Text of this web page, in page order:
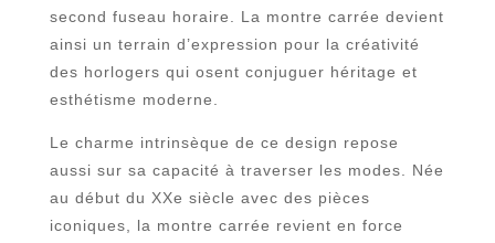
second fuseau horaire. La montre carrée devient
ainsi un terrain d’expression pour la créativité
des horlogers qui osent conjuguer héritage et
esthétisme moderne.
Le charme intrinsèque de ce design repose
aussi sur sa capacité à traverser les modes. Née
au début du XXe siècle avec des pièces
iconiques, la montre carrée revient en force